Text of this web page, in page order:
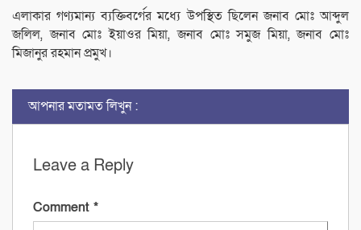
এলাকার গণ্যমান্য ব্যক্তিবর্গের মধ্যে উপস্থিত ছিলেন জনাব মোঃ আব্দুল
জলিল, জনাব মোঃ ইয়াওর মিয়া, জনাব মোঃ সমুজ মিয়া, জনাব মোঃ
মিজানুর রহমান প্রমুখ।
আপনার মতামত লিখুন :
Leave a Reply
Comment *